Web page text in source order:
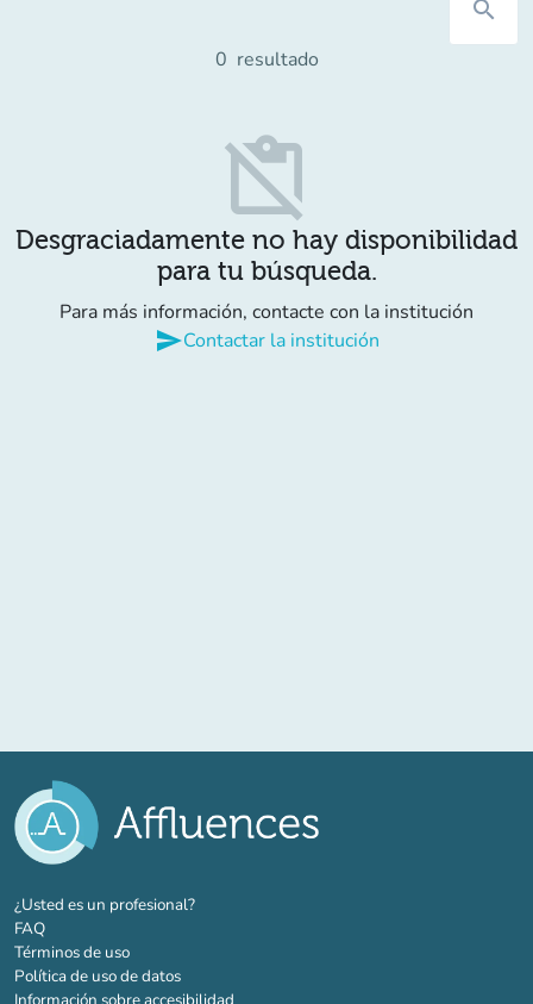
search
0 resultado
content_paste_off
Desgraciadamente no hay disponibilidad
para tu búsqueda.
Para más información, contacte con la institución
sendContactar la institución
¿Usted es un profesional?(nueva pestaña)
FAQ
Términos de uso
Política de uso de datos